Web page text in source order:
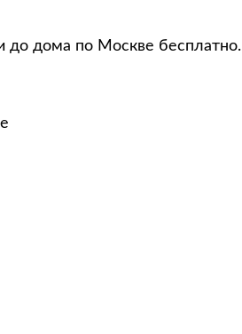
до дома по Москве бесплатно.